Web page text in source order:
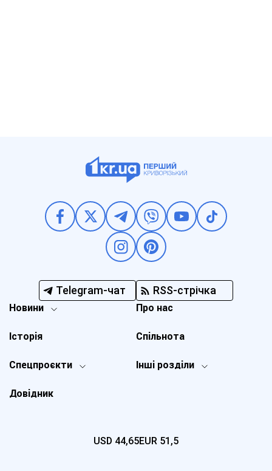
Telegram-чат RSS-стрічка
Новини
Спецпроєкти Інші розділи
Історія
Про нас
Довідник
Спільнота
USD 44,65EUR 51,5